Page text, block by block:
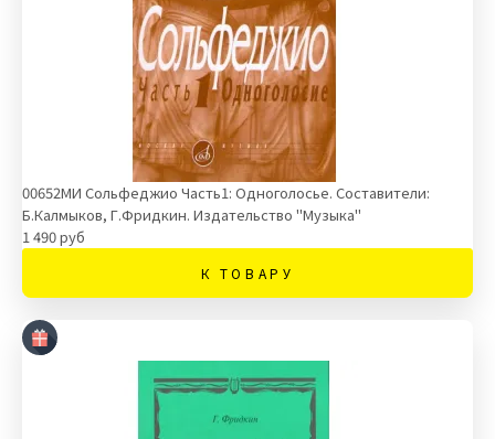
00652МИ Сольфеджио Часть1: Одноголосье. Составители:
Б.Калмыков, Г.Фридкин. Издательство "Музыка"
1 490 руб
К ТОВАРУ